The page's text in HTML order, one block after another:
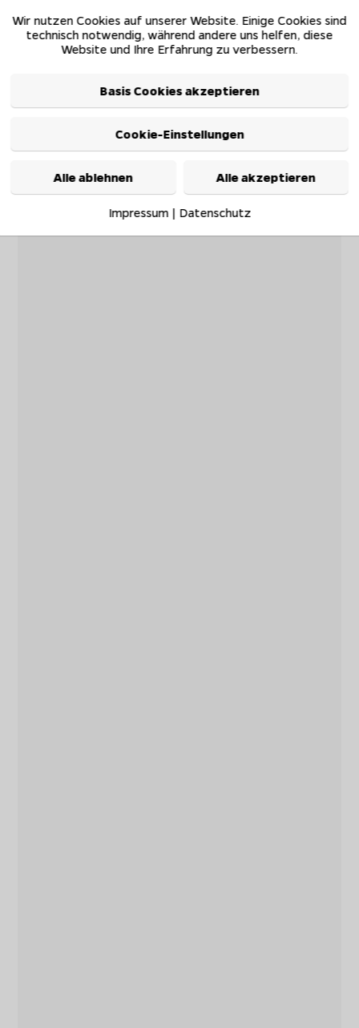
Wir nutzen Cookies auf unserer Website. Einige Cookies sind
technisch notwendig, während andere uns helfen, diese
Website und Ihre Erfahrung zu verbessern.
Basis Cookies akzeptieren
Cookie-Einstellungen
Alle ablehnen Alle akzeptieren
Impressum| Datenschutz